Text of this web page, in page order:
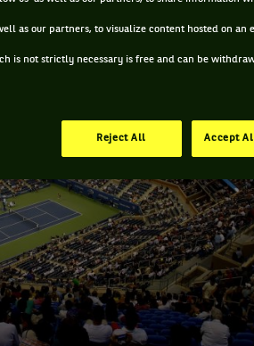
as our partners, to visualize content hosted on an
is not strictly necessary is free and can be
Reject All Accept